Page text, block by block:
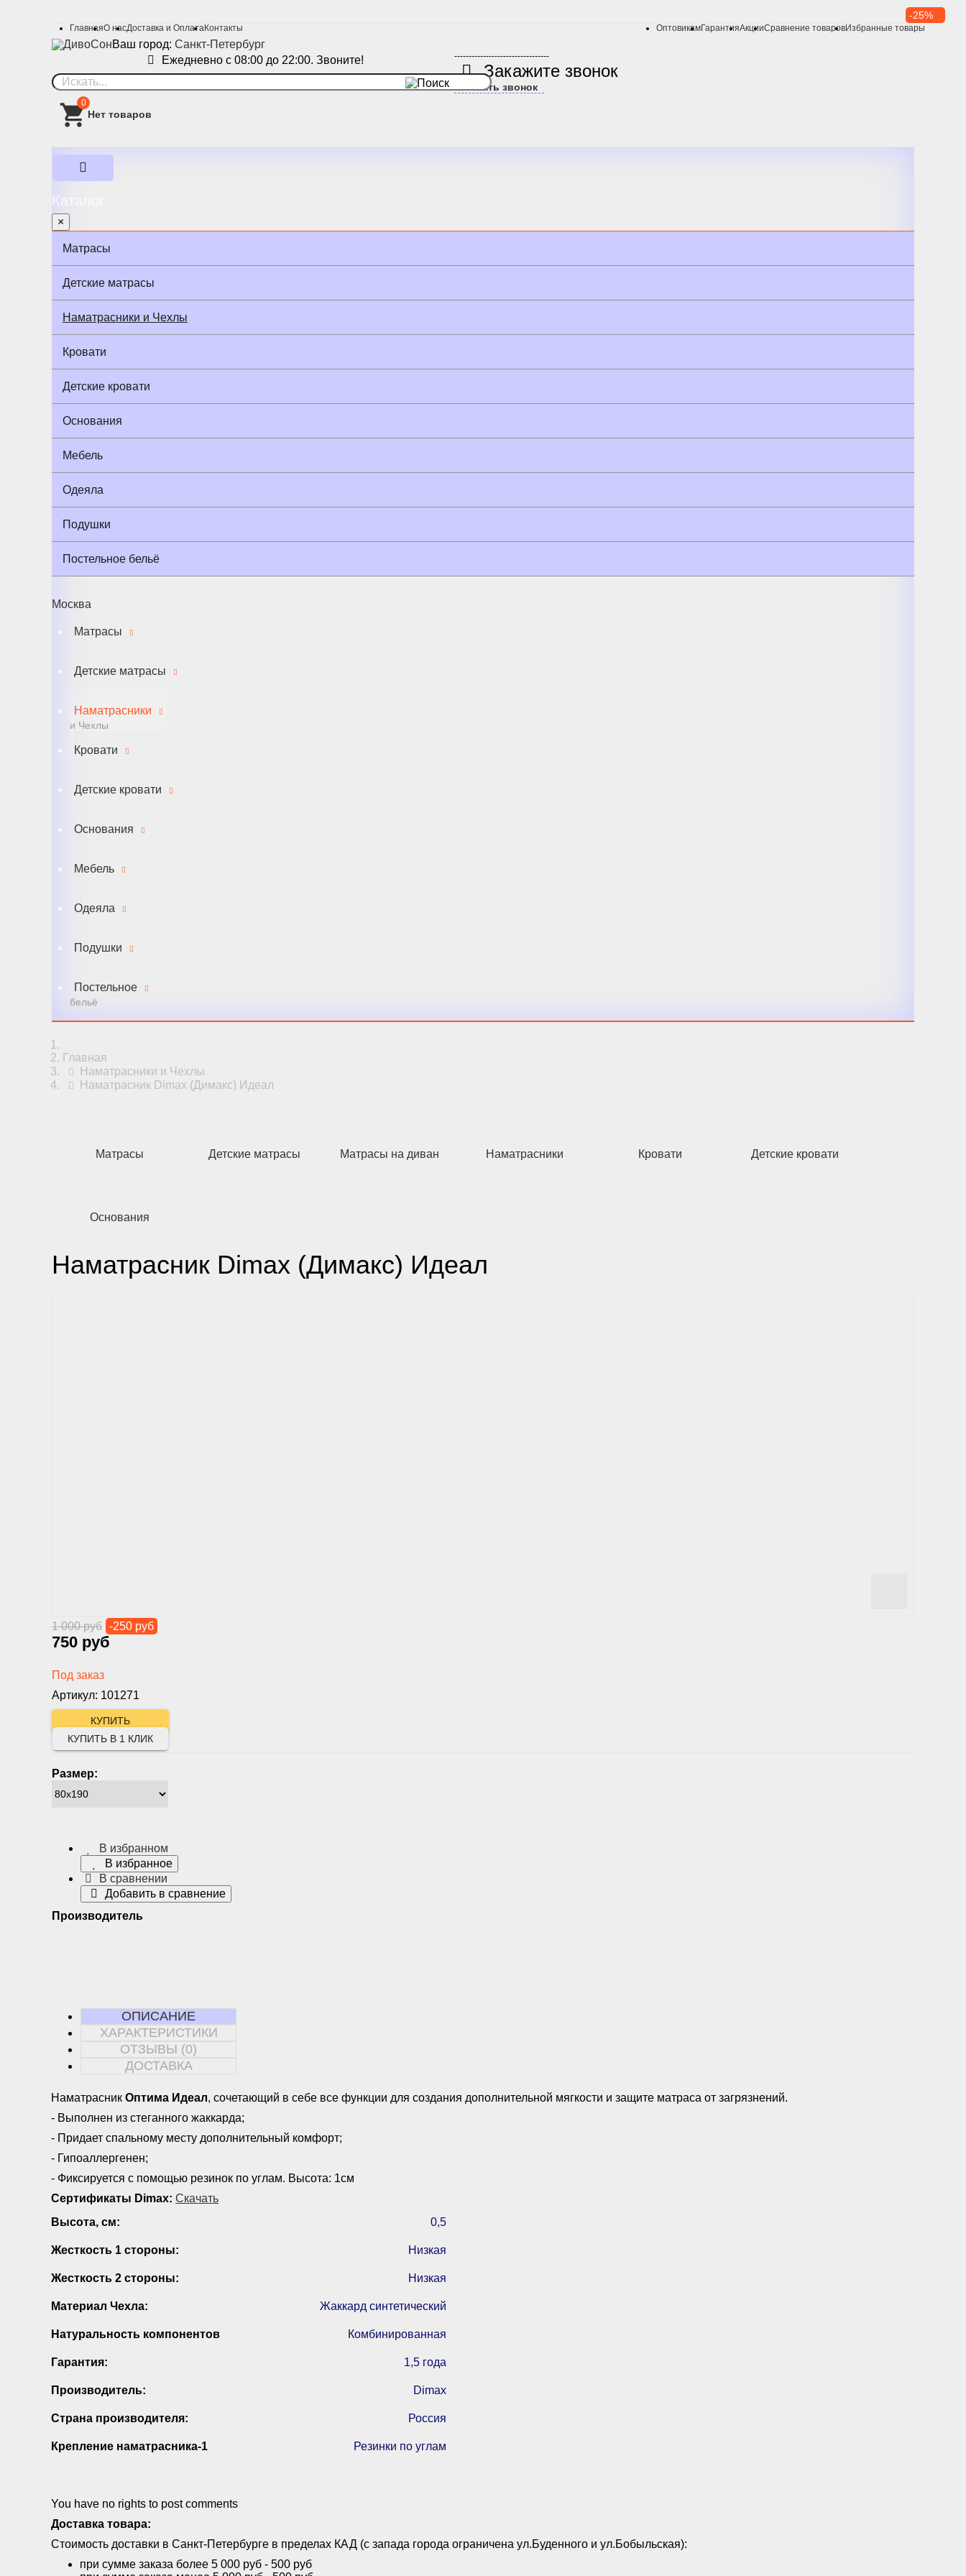
ГлавнаяО насДоставка и ОплатаКонтакты ОптовикамГарантияАкцииСравнение товаровИзбранные товары
Ваш город: Санкт-Петербург
Ежедневно с 08:00 до 22:00. Звоните!
---------------------------------
Закажите звонок
Заказать звонок
0
Каталог
×
Матрасы
Детские матрасы
Наматрасники и Чехлы
Кровати
Детские кровати
Основания
Мебель
Одеяла
Подушки
Постельное бельё
Москва
Матрасы
Детские матрасы
Наматрасники
и Чехлы
Кровати
Детские кровати
Основания
Мебель
Одеяла
Подушки
Постельное
бельё
Главная
Наматрасники и Чехлы
Наматрасник Dimax (Димакс) Идеал
Матрасы Детские матрасы Матрасы на диван Наматрасники Кровати Детские кровати
Основания
Наматрасник Dimax (Димакс) Идеал
1 000 руб -250 руб
750 руб
Под заказ
Артикул: 101271
Размер:
КУПИТЬ В 1 КЛИК
В избранном
В избранное
В сравнении
Добавить в сравнение
Производитель
ОПИСАНИЕ
ХАРАКТЕРИСТИКИ
ОТЗЫВЫ (0)
ДОСТАВКА
Наматрасник Оптима Идеал, сочетающий в себе все функции для создания дополнительной мягкости и защите матраса от загрязнений.
- Выполнен из стеганного жаккарда;
- Придает спальному месту дополнительный комфорт;
- Гипоаллергенен;
- Фиксируется с помощью резинок по углам. Высота: 1см
Сертификаты Dimax: Скачать
Высота, см:
0,5
Жесткость 1 стороны: Низкая
Жесткость 2 стороны: Низкая
Материал Чехла: Жаккард синтетический
Натуральность компонентов Комбинированная
Гарантия: 1,5 года
Производитель: Dimax
Страна производителя: Россия
Крепление наматрасника-1 Резинки по углам
You have no rights to post comments
Доставка товара:
Стоимость доставки в Санкт-Петербурге в пределах КАД (с запада города ограничена ул.Буденного и ул.Бобыльская):
при сумме заказа более 5 000 руб - 500 руб
-25%